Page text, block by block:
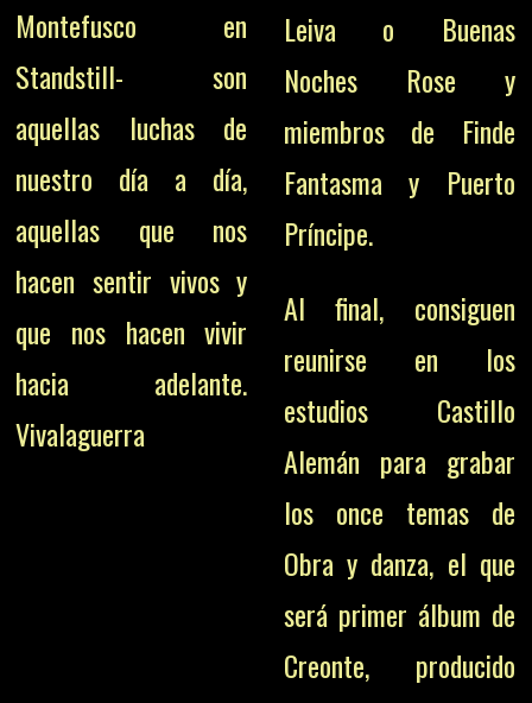
Montefusco en
Standstill- son
aquellas luchas de
nuestro día a día,
aquellas que nos
hacen sentir vivos y
que nos hacen vivir
hacia adelante.
Vivalaguerra
Leiva o Buenas
Noches Rose y
miembros de Finde
Fantasma y Puerto
Príncipe.
Al final, consiguen
reunirse en los
estudios Castillo
Alemán para grabar
los once temas de
Obra y danza, el que
será primer álbum de
Creonte, producido